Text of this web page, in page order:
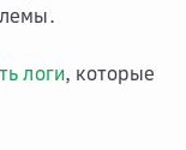
логи, которые